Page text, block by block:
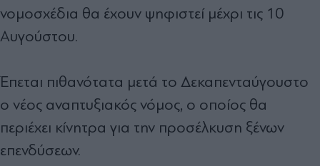
νομοσχέδια θα έχουν ψηφιστεί μέχρι τις 10
Αυγούστου.
Έπεται πιθανότατα μετά το Δεκαπενταύγουστο
ο νέος αναπτυξιακός νόμος, ο οποίος θα
περιέχει κίνητρα για την προσέλκυση ξένων
επενδύσεων.